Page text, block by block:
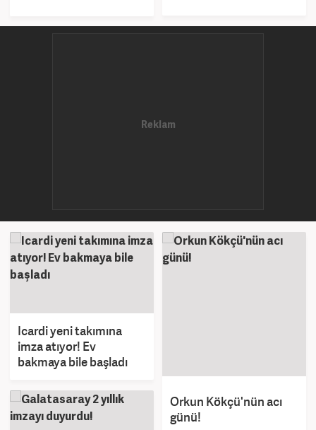
Icardi yeni takımına
imza atıyor! Ev
bakmaya bile başladı
Orkun Kökçü'nün acı
günü!